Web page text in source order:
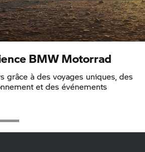
BMW Motorrad
grâce à des voyages uniques, des
et des événements